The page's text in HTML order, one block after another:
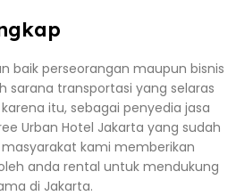
baik perseorangan maupun bisnis
sarana transportasi yang selaras
itu, sebagai penyedia jasa
Urban Hotel Jakarta yang sudah
kami memberikan
anda rental untuk mendukung
di Jakarta.